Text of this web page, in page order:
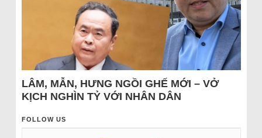
LÂM, MẪN, HƯNG NGỒI GHẾ MỚI – VỞ
KỊCH NGHÌN TỶ VỚI NHÂN DÂN
FOLLOW US